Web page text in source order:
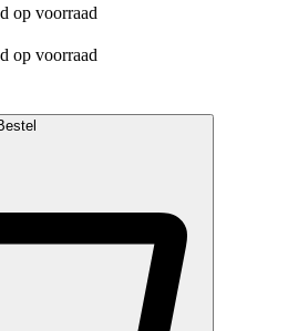
op voorraad
op voorraad